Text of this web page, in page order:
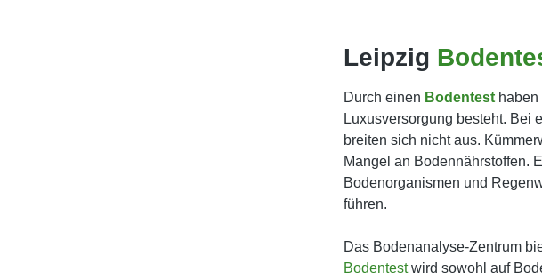
Leipzig
Durch einen Bodentest
Luxusversorgung besteht. Bei
breiten sich nicht aus.
Mangel an Bodennährstoffen.
Bodenorganismen und
führen.
Das Bodenanalyse-Zentrum
Bodentestwird sowohl auf